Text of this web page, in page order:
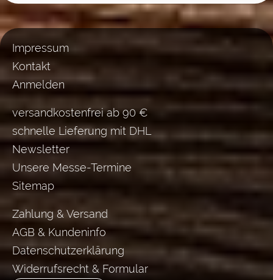
Impressum
Kontakt
Anmelden
versandkostenfrei ab 90 €
schnelle Lieferung mit DHL
Newsletter
Unsere Messe-Termine
Sitemap
Zahlung & Versand
AGB & Kundeninfo
Datenschutzerklärung
Widerrufsrecht & Formular